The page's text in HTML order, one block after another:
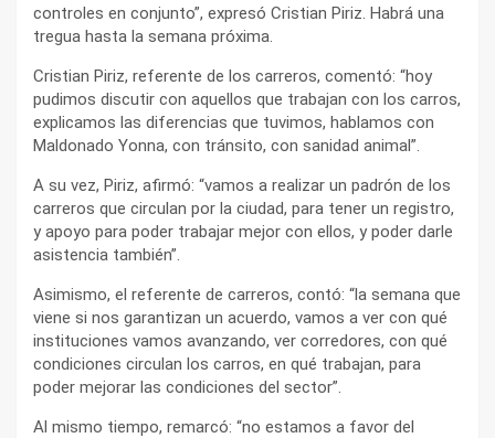
controles en conjunto”, expresó Cristian Piriz. Habrá una
tregua hasta la semana próxima.
Cristian Piriz, referente de los carreros, comentó: “hoy
pudimos discutir con aquellos que trabajan con los carros,
explicamos las diferencias que tuvimos, hablamos con
Maldonado Yonna, con tránsito, con sanidad animal”.
A su vez, Piriz, afirmó: “vamos a realizar un padrón de los
carreros que circulan por la ciudad, para tener un registro,
y apoyo para poder trabajar mejor con ellos, y poder darle
asistencia también”.
Asimismo, el referente de carreros, contó: “la semana que
viene si nos garantizan un acuerdo, vamos a ver con qué
instituciones vamos avanzando, ver corredores, con qué
condiciones circulan los carros, en qué trabajan, para
poder mejorar las condiciones del sector”.
Al mismo tiempo, remarcó: “no estamos a favor del